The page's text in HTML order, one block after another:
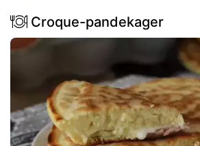
Croque-pandekager